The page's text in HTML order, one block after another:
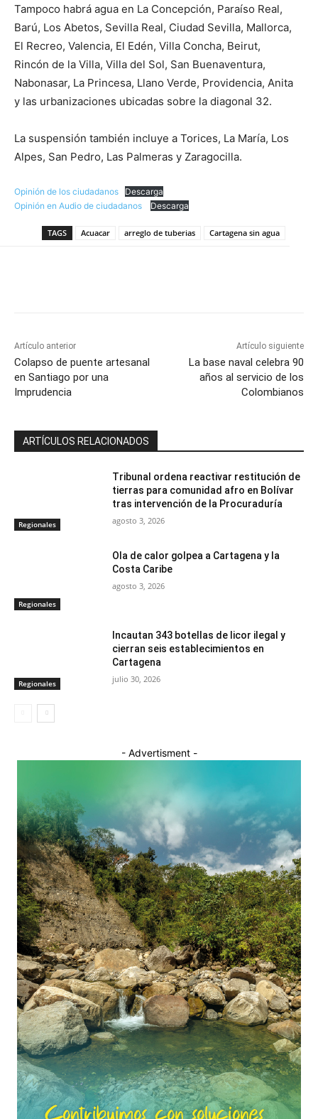
Tampoco habrá agua en La Concepción, Paraíso Real,
Barú, Los Abetos, Sevilla Real, Ciudad Sevilla, Mallorca,
El Recreo, Valencia, El Edén, Villa Concha, Beirut,
Rincón de la Villa, Villa del Sol, San Buenaventura,
Nabonasar, La Princesa, Llano Verde, Providencia, Anita
y las urbanizaciones ubicadas sobre la diagonal 32.
La suspensión también incluye a Torices, La María, Los
Alpes, San Pedro, Las Palmeras y Zaragocilla.
Opinión de los ciudadanos
Descarga
Opinión en Audio de ciudadanos
Descarga
TAGS Acuacar arreglo de tuberias Cartagena sin agua
Artículo anterior
Colapso de puente artesanal
en Santiago por una
Imprudencia
Artículo siguiente
La base naval celebra 90
años al servicio de los
Colombianos
ARTÍCULOS RELACIONADOS
Regionales
Tribunal ordena reactivar restitución de
tierras para comunidad afro en Bolívar
tras intervención de la Procuraduría
agosto 3, 2026
Regionales
Ola de calor golpea a Cartagena y la
Costa Caribe
agosto 3, 2026
Regionales
Incautan 343 botellas de licor ilegal y
cierran seis establecimientos en
Cartagena
julio 30, 2026
- Advertisment -